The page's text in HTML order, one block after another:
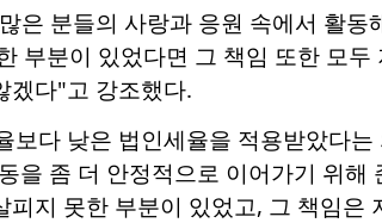
은 분들의 사랑과 응원 속에서 활동
부분이 있었다면 그 책임 또한 모두
겠다"고 강조했다.
다 낮은 법인세율을 적용받았다
을 좀 더 안정적으로 이어가기 위해
지 못한 부분이 있었고, 그 책임은